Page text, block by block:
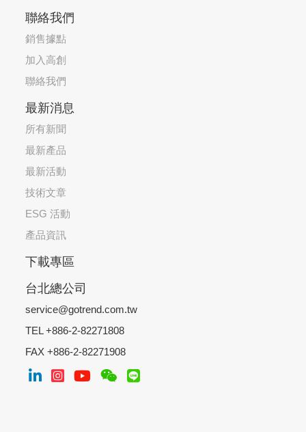
聯絡我們
銷售據點
加入高創
聯絡我們
最新消息
所有新聞
最新產品
最新活動
技術文章
ESG 活動
產品資訊
下載專區
台北總公司
service@gotrend.com.tw
TEL +886-2-82271808
FAX +886-2-82271908